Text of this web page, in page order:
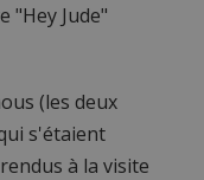
"Hey Jude"
(les deux
s'étaient
à la visite